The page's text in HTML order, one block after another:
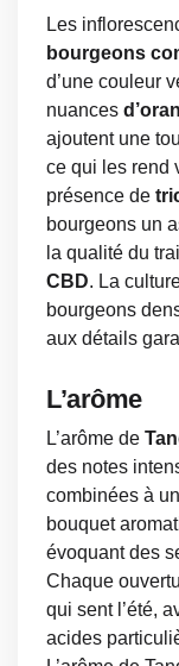
Les
bourgeons
d’une couleur
nuances
ajoutent une
ce qui les rend
présence de
bourgeons un
la qualité du
CBD. La
bourgeons
aux détails
L’arôme
L’arôme de
des notes
combinées à
bouquet
évoquant des
Chaque
qui sent l’été,
acides